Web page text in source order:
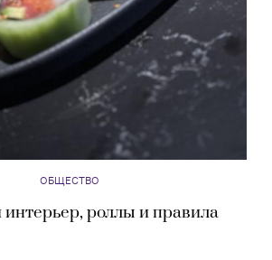
ОБЩЕСТВО
роллы и правила